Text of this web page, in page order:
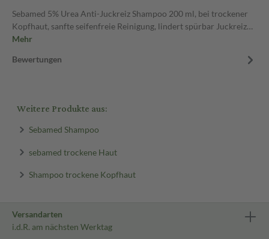
Sebamed 5% Urea Anti-Juckreiz Shampoo 200 ml, bei trockener
Kopfhaut, sanfte seifenfreie Reinigung, lindert spürbar Juckreiz…
Mehr
Bewertungen
Weitere Produkte aus:
Sebamed Shampoo
sebamed trockene Haut
Shampoo trockene Kopfhaut
Versandarten
i.d.R. am nächsten Werktag